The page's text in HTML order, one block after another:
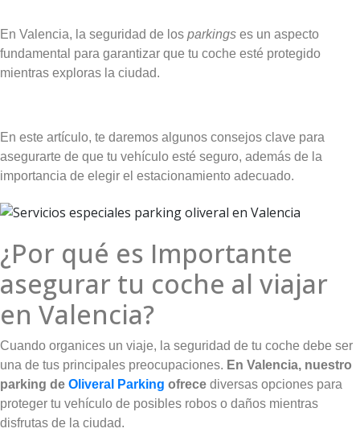
En Valencia, la seguridad de los parkings es un aspecto
fundamental para garantizar que tu coche esté protegido
mientras exploras la ciudad.
En este artículo, te daremos algunos consejos clave para
asegurarte de que tu vehículo esté seguro, además de la
importancia de elegir el estacionamiento adecuado.
¿Por qué es Importante
asegurar tu coche al viajar
en Valencia?
Cuando organices un viaje, la seguridad de tu coche debe ser
una de tus principales preocupaciones. En Valencia, nuestro
parking de Oliveral Parking ofrece diversas opciones para
proteger tu vehículo de posibles robos o daños mientras
disfrutas de la ciudad.